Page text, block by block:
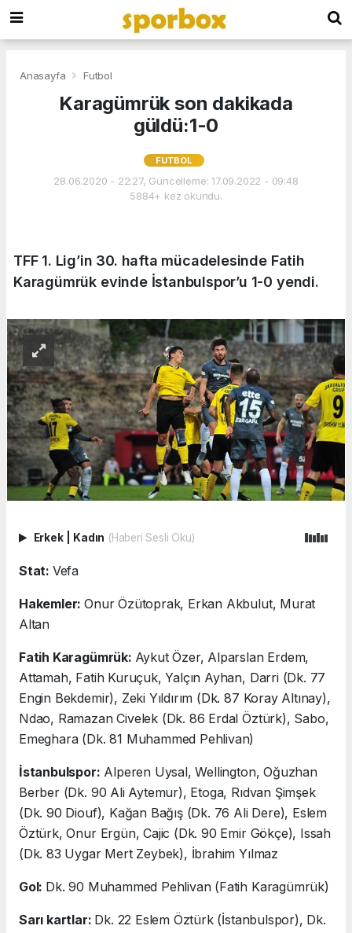
Anasayfa Futbol
Karagümrük son dakikada
güldü:1-0
FUTBOL
28.06.2020 - 22:27, Güncelleme: 17.09.2022 - 09:48
5884+ kez okundu.
TFF 1. Lig’in 30. hafta mücadelesinde Fatih
Karagümrük evinde İstanbulspor’u 1-0 yendi.
Erkek Kadın (Haberi Sesli Oku)
Stat: Vefa
Hakemler:Onur Özütoprak, Erkan Akbulut, Murat
Altan
Fatih Karagümrük: Aykut Özer, Alparslan Erdem,
Attamah, Fatih Kuruçuk, Yalçın Ayhan, Darri (Dk. 77
Engin Bekdemir), Zeki Yıldırım (Dk. 87 Koray Altınay),
Ndao, Ramazan Civelek (Dk. 86 Erdal Öztürk), Sabo,
Emeghara (Dk. 81 Muhammed Pehlivan)
İstanbulspor: Alperen Uysal, Wellington, Oğuzhan
Berber (Dk. 90 Ali Aytemur), Etoga, Rıdvan Şimşek
(Dk. 90 Diouf), Kağan Bağış (Dk. 76 Ali Dere), Eslem
Öztürk, Onur Ergün, Cajic (Dk. 90 Emir Gökçe), Issah
(Dk. 83 Uygar Mert Zeybek), İbrahim Yılmaz
Gol: Dk. 90 Muhammed Pehlivan (Fatih Karagümrük)
Sarı kartlar: Dk. 22 Eslem Öztürk (İstanbulspor), Dk.